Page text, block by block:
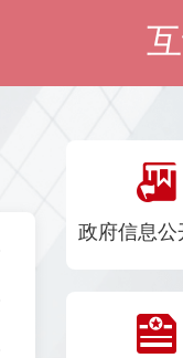
政府信息公